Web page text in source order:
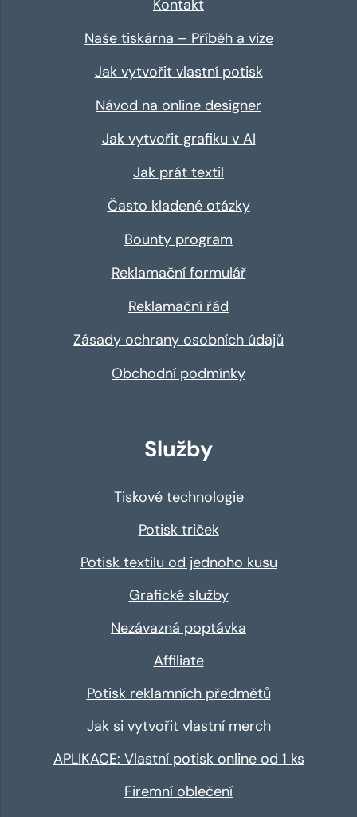
Kontakt
Naše tiskárna – Příběh a vize
Jak vytvořit vlastní potisk
Návod na online designer
Jak vytvořit grafiku v AI
Jak prát textil
Často kladené otázky
Bounty program
Reklamační formulář
Reklamační řád
Zásady ochrany osobních údajů
Obchodní podmínky
Služby
Tiskové technologie
Potisk triček
Potisk textilu od jednoho kusu
Grafické služby
Nezávazná poptávka
Affiliate
Potisk reklamních předmětů
Jak si vytvořit vlastní merch
APLIKACE: Vlastní potisk online od 1 ks
Firemní oblečení